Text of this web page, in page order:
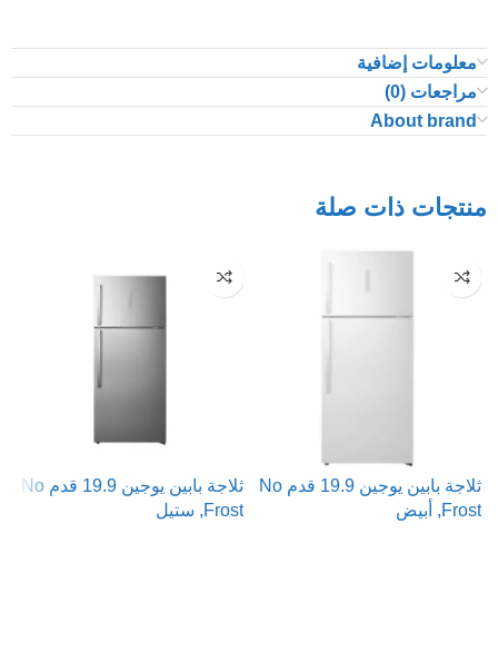
معلومات إضافية
مراجعات (0)
About brand
منتجات ذات صلة
ثلاجة بابين يوجين 19.9 قدم No
Frost, أبيض
ثلاجة بابين يوجين 19.9 قدم No
Frost, ستيل